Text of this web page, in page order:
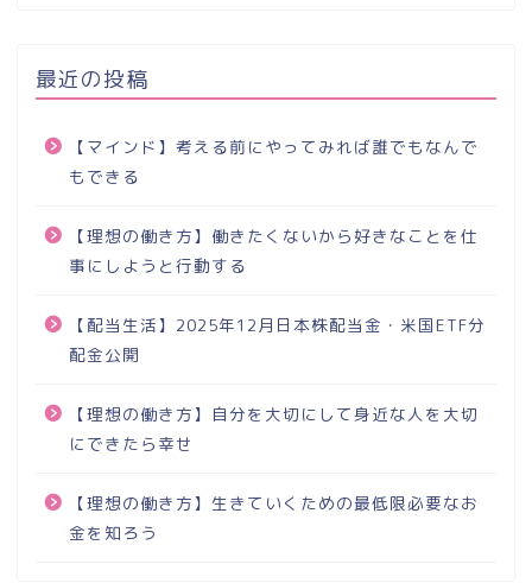
最近の投稿
【マインド】考える前にやってみれば誰でもなんで
もできる
【理想の働き方】働きたくないから好きなことを仕
事にしようと行動する
【配当生活】2025年12月日本株配当金・米国ETF分
配金公開
【理想の働き方】自分を大切にして身近な人を大切
にできたら幸せ
【理想の働き方】生きていくための最低限必要なお
金を知ろう